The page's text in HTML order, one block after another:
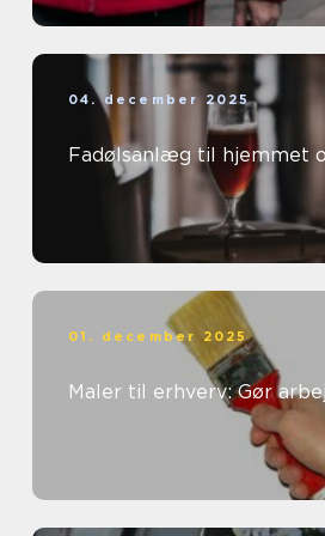
04. december 2025
Fadølsanlæg til hjemmet
01. december 2025
Maler til erhverv: Gør